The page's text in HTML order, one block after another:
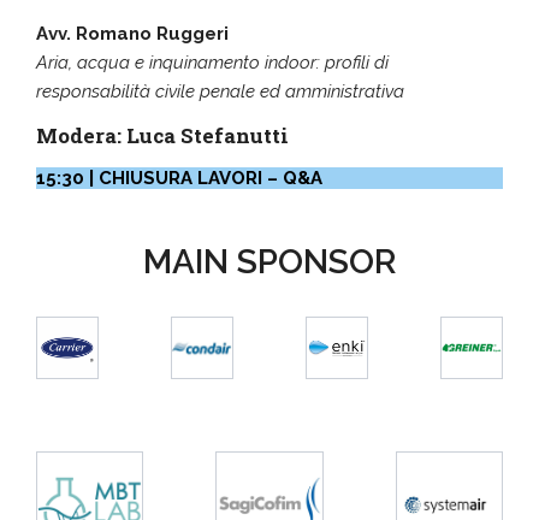
Avv. Romano Ruggeri
Aria, acqua e inquinamento indoor: profili di
responsabilità civile penale ed amministrativa
Modera: Luca Stefanutti
15:30 | CHIUSURA LAVORI – Q&A
MAIN SPONSOR